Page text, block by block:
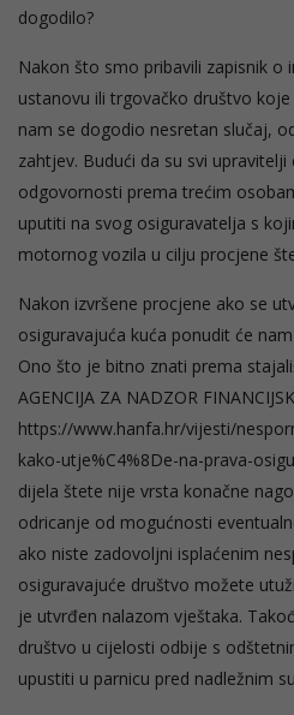
dogodilo?
Nakon što smo pribavili zapisnik
ustanovu ili trgovačko društvo
nam se dogodio nesretan slučaj,
zahtjev. Budući da su svi
odgovornosti prema trećim
uputiti na svog osiguravatelja s
motornog vozila u cilju procjene
Nakon izvršene procjene ako se
osiguravajuća kuća ponudit će
Ono što je bitno znati prema
AGENCIJA ZA NADZOR
https://www.hanfa.hr/vijesti/
kako-utje%C4%8De-na-prava-
dijela štete nije vrsta konačne
odricanje od mogućnosti
ako niste zadovoljni isplaćenim
osiguravajuće društvo možete
je utvrđen nalazom vještaka.
društvo u cijelosti odbije s
upustiti u parnicu pred nadležnim